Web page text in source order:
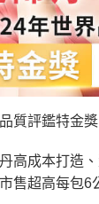
質評鑑特金
高成本打造
售超高每包6